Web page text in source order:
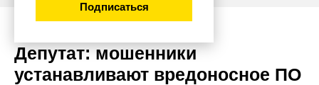
Депутат: мошенники
устанавливают вредоносное ПО
Подписаться